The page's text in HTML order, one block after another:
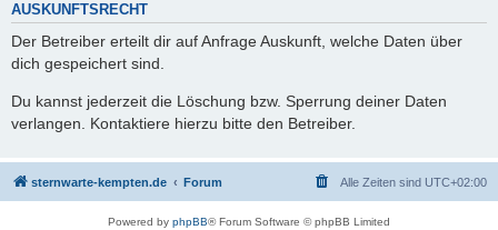
AUSKUNFTSRECHT
Der Betreiber erteilt dir auf Anfrage Auskunft, welche Daten über
dich gespeichert sind.
Du kannst jederzeit die Löschung bzw. Sperrung deiner Daten
verlangen. Kontaktiere hierzu bitte den Betreiber.
sternwarte-kempten.de Forum Alle Zeiten sind UTC+02:00
Powered by phpBB® Forum Software © phpBB Limited